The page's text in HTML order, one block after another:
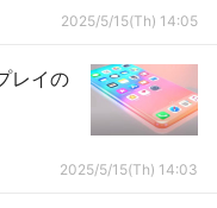
2025/5/15(Th) 14:05
レイの
2025/5/15(Th) 14:03